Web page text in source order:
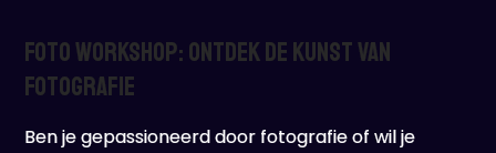
Foto Workshop: Ontdek de Kunst van
Fotografie
Ben je gepassioneerd door fotografie of wil je